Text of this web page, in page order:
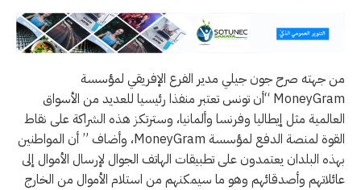
من جهته صرح جون جيلي مدير الفرع الإفريقي لمؤسسة
MoneyGram “أن تونس تعتبر منفذا رئيسيا للعديد من الأسواق
العالمية مثل إيطاليا وفرنسا وألمانيا، وسترتكز هذه الشراكة على نقاط
القوة لمنصة الدفع لمؤسسة MoneyGram، وأضاف ” أن المواطنين
بهذه البلدان يعتمدون على تطبيقات الهاتف الجوال لإرسال الأموال إلى
عائلاتهم وأصدقائهم وهو ما سيمكنهم من استلام الأموال من الخارج